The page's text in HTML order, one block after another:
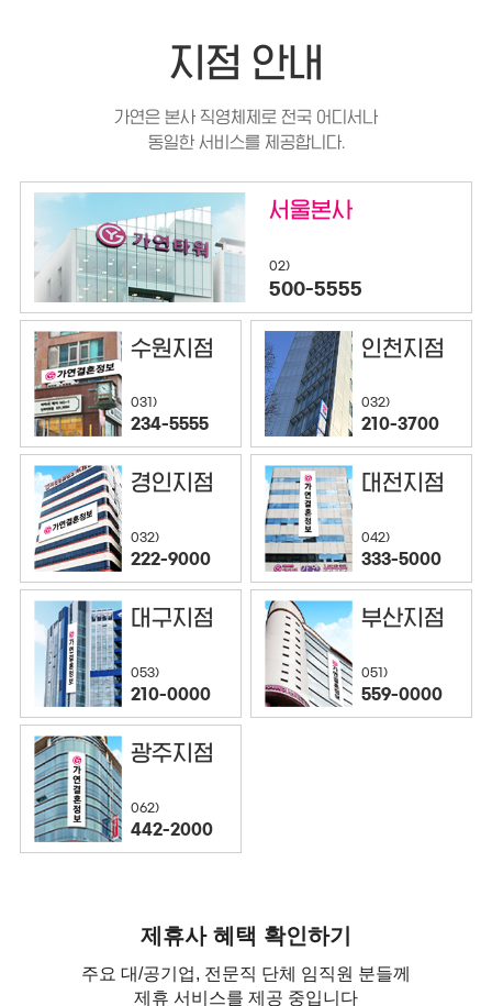
지점 안내
가연은 본사 직영체제로 전국 어디서나
동일한 서비스를 제공합니다.
서울본사
02)
500-5555
수원지점
031)
234-5555
인천지점
032)
210-3700
경인지점
032)
222-9000
대전지점
042)
333-5000
대구지점
053)
210-0000
부산지점
051)
559-0000
광주지점
062)
442-2000
제휴사 혜택 확인하기
주요 대/공기업, 전문직 단체 임직원 분들께
제휴 서비스를 제공 중입니다